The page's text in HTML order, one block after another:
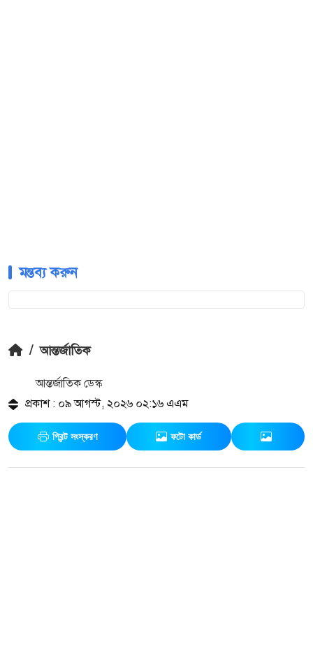
মন্তব্য করুন
/ আন্তর্জাতিক
আন্তর্জাতিক ডেস্ক
প্রকাশ : ০৯ আগস্ট, ২০২৬ ০২:১৬ এএম
প্রিন্ট সংস্করণ ফটো কার্ড